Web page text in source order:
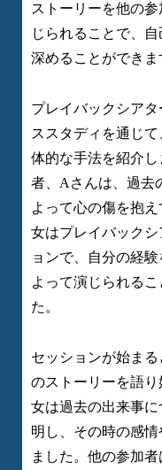
ストーリーを他の
じられることで、
深めることができま
プレイバックシア
ススタディを通じ
体的な手法を紹介
者、Aさんは、過去
よって心の傷を抱
女はプレイバック
ョンで、自分の経
よって演じられる
た。
セッションが始ま
のストーリーを語
女は過去の出来事
明し、その時の感
ました。他の参加